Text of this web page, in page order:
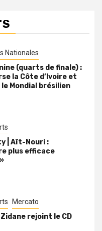
Nationales
(quarts de finale) :
la Côte d’Ivoire et
Mondial brésilien
| Aït-Nouri :
plus efficace
Mercato
rejoint le CD